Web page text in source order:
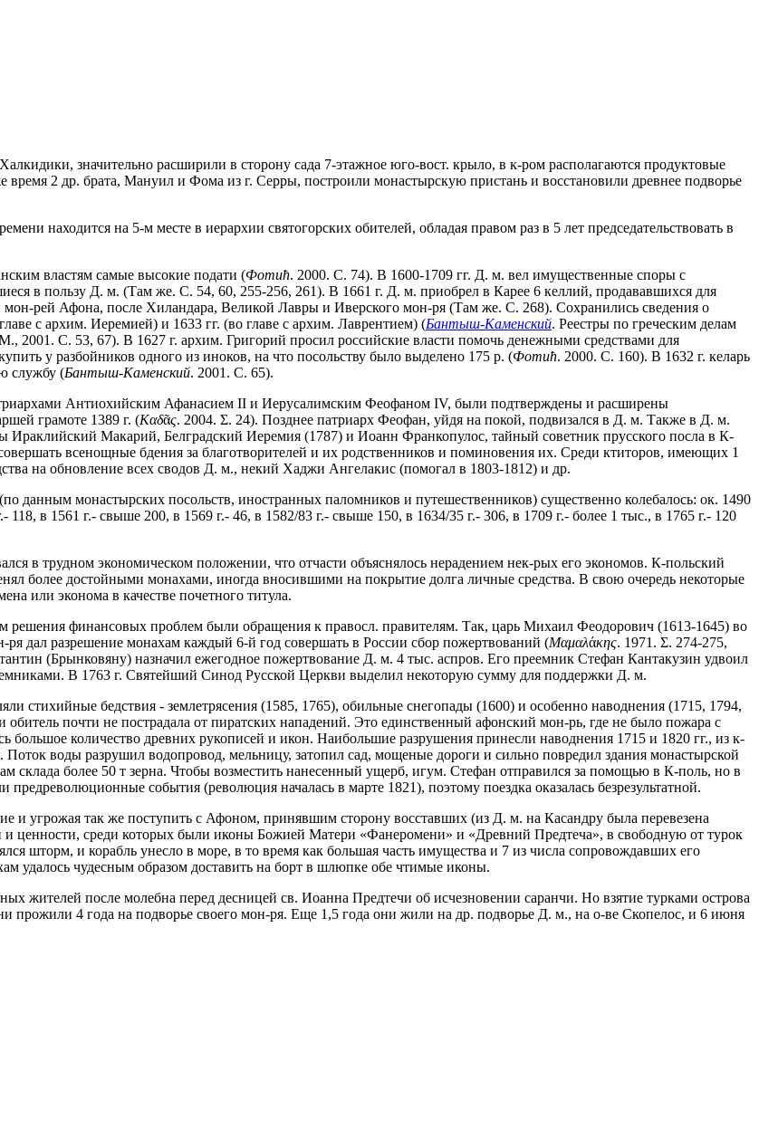
значительно расширили в сторону сада 7-этажное юго-вост. крыло, в к-ром располагаются продуктовые
2 др. брата, Мануил и Фома из г. Серры, построили монастырскую пристань и восстановили древнее подворье
находится на 5-м месте в иерархии святогорских обителей, обладая правом раз в 5 лет председательствовать в
властям самые высокие подати (Фоmић. 2000. С. 74). В 1600-1709 гг. Д. м. вел имущественные споры с
в пользу Д. м. (Там же. С. 54, 60, 255-256, 261). В 1661 г. Д. м. приобрел в Карее 6 келлий, продававшихся для
мон-рей Афона, после Хиландара, Великой Лавры и Иверского мон-ря (Там же. С. 268). Сохранились сведения о
с архим. Иеремией) и 1633 гг. (во главе с архим. Лаврентием) (Бантыш-Каменский. Реестры по греческим делам
С. 53, 67). В 1627 г. архим. Григорий просил российские власти помочь денежными средствами для
у разбойников одного из иноков, на что посольству было выделено 175 р. (Фоmић. 2000. С. 160). В 1632 г. келарь
службу (Бантыш-Каменский. 2001. С. 65).
Антиохийским Афанасием II и Иерусалимским Феофаном IV, были подтверждены и расширены
грамоте 1389 г. (Καδᾶς. 2004. Σ. 24). Позднее патриарх Феофан, уйдя на покой, подвизался в Д. м. Также в Д. м.
Ираклийский Макарий, Белградский Иеремия (1787) и Иоанн Франкопулос, тайный советник прусского посла в К-
всенощные бдения за благотворителей и их родственников и поминовения их. Среди ктиторов, имеющих 1
на обновление всех сводов Д. м., некий Хаджи Ангелакис (помогал в 1803-1812) и др.
данным монастырских посольств, иностранных паломников и путешественников) существенно колебалось: ок. 1490
118, в 1561 г.- свыше 200, в 1569 г.- 46, в 1582/83 г.- свыше 150, в 1634/35 г.- 306, в 1709 г.- более 1 тыс., в 1765 г.- 120
в трудном экономическом положении, что отчасти объяснялось нерадением нек-рых его экономов. К-польский
более достойными монахами, иногда вносившими на покрытие долга личные средства. В свою очередь некоторые
или эконома в качестве почетного титула.
решения финансовых проблем были обращения к правосл. правителям. Так, царь Михаил Феодорович (1613-1645) во
ря дал разрешение монахам каждый 6-й год совершать в России сбор пожертвований (Μαμαλάκης. 1971. Σ. 274-275,
(Брынковяну) назначил ежегодное пожертвование Д. м. 4 тыс. аспров. Его преемник Стефан Кантакузин удвоил
В 1763 г. Святейший Синод Русской Церкви выделил некоторую сумму для поддержки Д. м.
стихийные бедствия - землетрясения (1585, 1765), обильные снегопады (1600) и особенно наводнения (1715, 1794,
обитель почти не пострадала от пиратских нападений. Это единственный афонский мон-рь, где не было пожара с
большое количество древних рукописей и икон. Наибольшие разрушения принесли наводнения 1715 и 1820 гг., из к-
воды разрушил водопровод, мельницу, затопил сад, мощеные дороги и сильно повредил здания монастырской
склада более 50 т зерна. Чтобы возместить нанесенный ущерб, игум. Стефан отправился за помощью в К-поль, но в
предреволюционные события (революция началась в марте 1821), поэтому поездка оказалась безрезультатной.
и угрожая так же поступить с Афоном, принявшим сторону восставших (из Д. м. на Касандру была перевезена
ценности, среди которых были иконы Божией Матери «Фанеромени» и «Древний Предтеча», в свободную от турок
шторм, и корабль унесло в море, в то время как большая часть имущества и 7 из числа сопровождавших его
удалось чудесным образом доставить на борт в шлюпке обе чтимые иконы.
жителей после молебна перед десницей св. Иоанна Предтечи об исчезновении саранчи. Но взятие турками острова
прожили 4 года на подворье своего мон-ря. Еще 1,5 года они жили на др. подворье Д. м., на о-ве Скопелос, и 6 июня